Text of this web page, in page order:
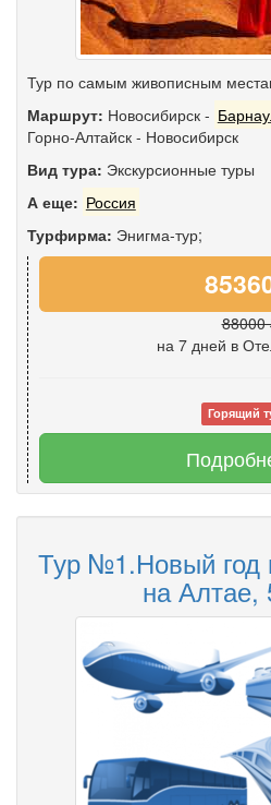
Тур по самым живописным
Маршрут: Новосибирск -
Горно-Алтайск - Новосибирск
Вид тура: Экскурсионные туры
А еще: Россия
Турфирма: Энигма-тур;
88000
на 7 дней в
Горящий
Тур №1.Новый год
на Алтае,